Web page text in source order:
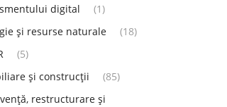
digital
(1)
și resurse naturale
(18)
(5)
și construcții
(85)
restructurare și